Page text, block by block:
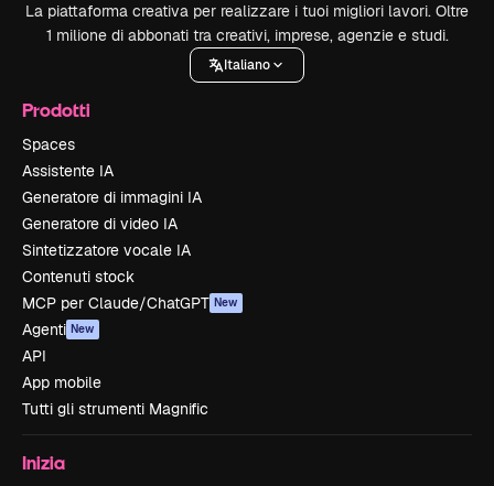
La piattaforma creativa per realizzare i tuoi migliori lavori. Oltre
1 milione di abbonati tra creativi, imprese, agenzie e studi.
Italiano
Prodotti
Spaces
Assistente IA
Generatore di immagini IA
Generatore di video IA
Sintetizzatore vocale IA
Contenuti stock
MCP per Claude/ChatGPT New
Agenti New
API
App mobile
Tutti gli strumenti Magnific
Inizia